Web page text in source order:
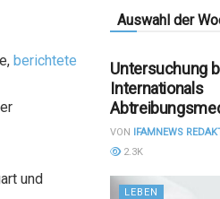
berichtete
und
Auswahl der
Untersuchung
Internationals
VON IFAMNEWS
2.3K
LEBEN